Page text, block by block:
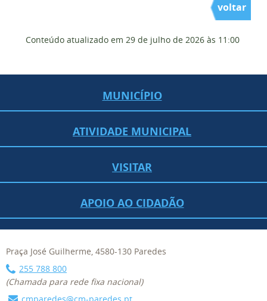
voltar
Conteúdo atualizado em 29 de julho de 2026 às 11:00
MUNICÍPIO
ATIVIDADE MUNICIPAL
VISITAR
APOIO AO CIDADÃO
Praça José Guilherme, 4580-130 Paredes
255 788 800
(Chamada para rede fixa nacional)
cmparedes@cm-paredes.pt